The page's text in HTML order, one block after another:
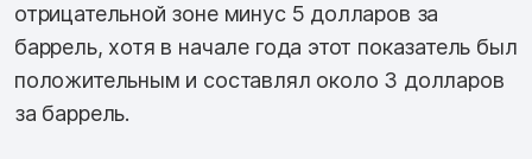
отрицательной зоне минус 5 долларов за
баррель, хотя в начале года этот показатель был
положительным и составлял около 3 долларов
за баррель.